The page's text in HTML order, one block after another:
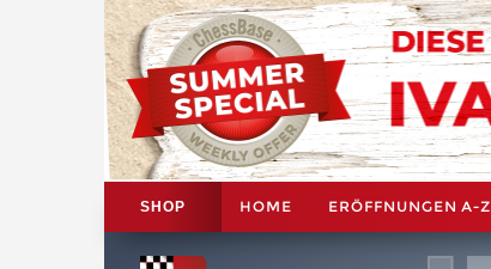
SHOP HOME ERÖFFNUNGEN A-Z